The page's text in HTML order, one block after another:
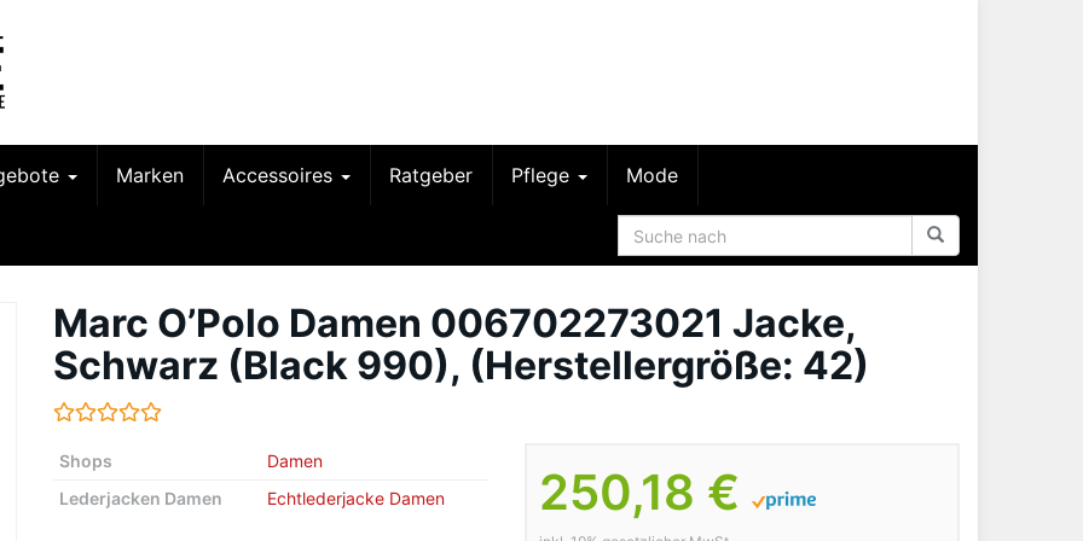
Marken Accessoires Ratgeber Pflege Mode
Marc O’Polo Damen 006702273021 Jacke,
Schwarz (Black 990), (Herstellergröße: 42)
250,18 €
Shops
Damen
Lederjacken Damen
Echtlederjacke Damen